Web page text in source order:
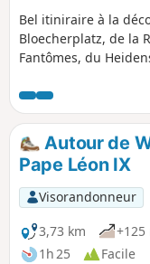
Bel itiniraire à la
Bloecherplatz, de la
Fantômes, du
gallo-romain, de la
et de la Croix du
Autour de
Pape Léon IX
Visorandonneur
3,73 km
+125
1h 25
Facile